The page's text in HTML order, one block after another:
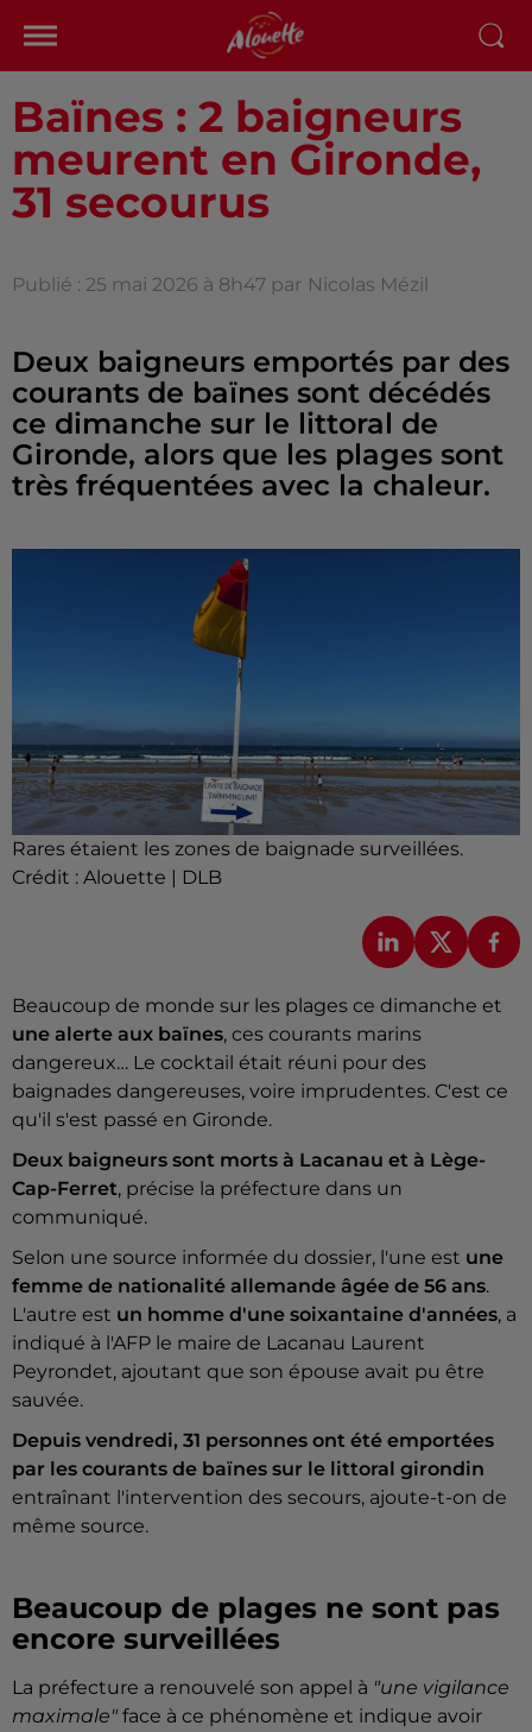
Baïnes : 2 baigneurs
meurent en Gironde,
31 secourus
Publié : 25 mai 2026 à 8h47 par Nicolas Mézil
Deux baigneurs emportés par des
courants de baïnes sont décédés
ce dimanche sur le littoral de
Gironde, alors que les plages sont
très fréquentées avec la chaleur.
Rares étaient les zones de baignade surveillées.
Crédit : Alouette | DLB
Beaucoup de monde sur les plages ce dimanche et
une alerte aux baïnes, ces courants marins
dangereux… Le cocktail était réuni pour des
baignades dangereuses, voire imprudentes. C'est ce
qu'il s'est passé en Gironde.
Deux baigneurs sont morts à Lacanau et à Lège-
Cap-Ferret, précise la préfecture dans un
communiqué.
Selon une source informée du dossier, l'une est une
femme de nationalité allemande âgée de 56 ans.
L'autre est un homme d'une soixantaine d'années, a
indiqué à l'AFP le maire de Lacanau Laurent
Peyrondet, ajoutant que son épouse avait pu être
sauvée.
Depuis vendredi, 31 personnes ont été emportées
par les courants de baïnes sur le littoral girondin
entraînant l'intervention des secours, ajoute-t-on de
même source.
Beaucoup de plages ne sont pas
encore surveillées
La préfecture a renouvelé son appel à "une vigilance
maximale" face à ce phénomène et indique avoir